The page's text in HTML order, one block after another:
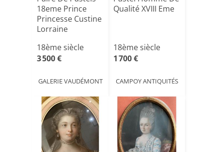
18eme Prince
Princesse Custine
Lorraine
18ème siècle
3 500 €
GALERIE VAUDÉMONT
Qualité XVIII Eme
18ème siècle
1 700 €
CAMPOY ANTIQUITÉS